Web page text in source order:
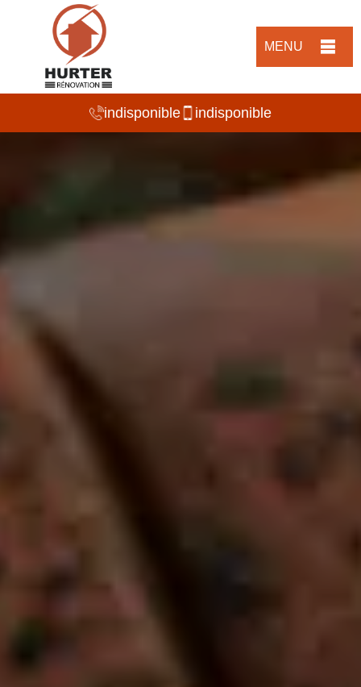
MENU
indisponible indisponible